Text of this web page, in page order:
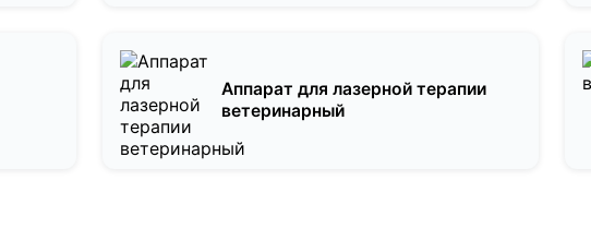
Аппарат для лазерной терапии
ветеринарный